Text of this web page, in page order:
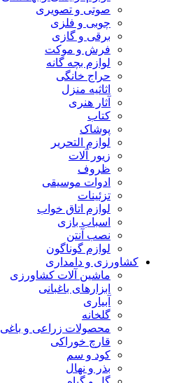
صوتی و تصویری
چوبی و فلزی
برقی و گازی
فرش و موکت
لوازم بچه گانه
حراج خانگی
اثاثیه منزل
آثار هنری
کتاب
پوشاک
لوازم التحریر
زیور آلات
ظروف
ادوات موسیقی
تزئینات
لوازم اتاق خواب
اسباب بازی
نصب آنتن
لوازم گوناگون
کشاورزی و دامداری
ماشین آلات کشاورزی
ابزارهای باغبانی
آبیاری
گلخانه
محصولات زراعی و باغی
قارچ خوراکی
کود و سم
بذر و نهال